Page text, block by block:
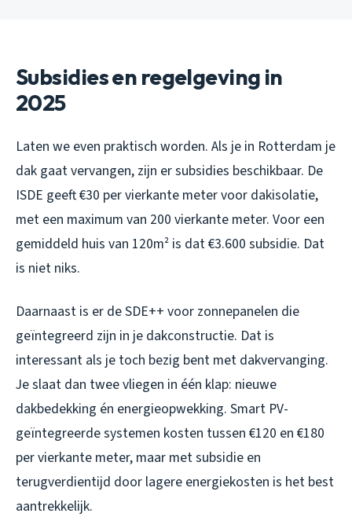
Subsidies en regelgeving in
2025
Laten we even praktisch worden. Als je in Rotterdam je
dak gaat vervangen, zijn er subsidies beschikbaar. De
ISDE geeft €30 per vierkante meter voor dakisolatie,
met een maximum van 200 vierkante meter. Voor een
gemiddeld huis van 120m² is dat €3.600 subsidie. Dat
is niet niks.
Daarnaast is er de SDE++ voor zonnepanelen die
geïntegreerd zijn in je dakconstructie. Dat is
interessant als je toch bezig bent met dakvervanging.
Je slaat dan twee vliegen in één klap: nieuwe
dakbedekking én energieopwekking. Smart PV-
geïntegreerde systemen kosten tussen €120 en €180
per vierkante meter, maar met subsidie en
terugverdientijd door lagere energiekosten is het best
aantrekkelijk.